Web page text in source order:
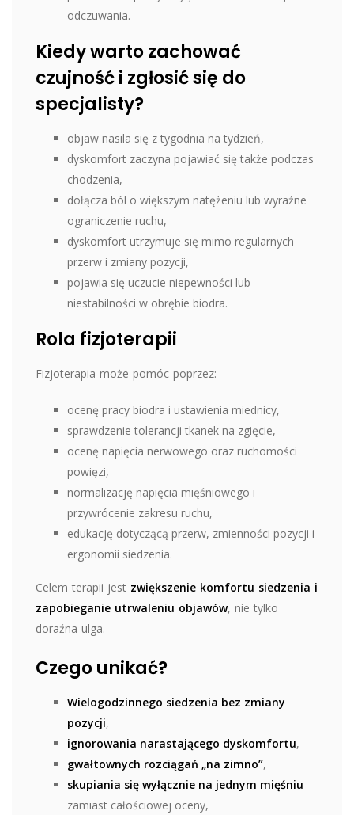
odczuwania.
Kiedy warto zachować
czujność i zgłosić się do
specjalisty?
objaw nasila się z tygodnia na tydzień,
dyskomfort zaczyna pojawiać się także podczas
chodzenia,
dołącza ból o większym natężeniu lub wyraźne
ograniczenie ruchu,
dyskomfort utrzymuje się mimo regularnych
przerw i zmiany pozycji,
pojawia się uczucie niepewności lub
niestabilności w obrębie biodra.
Rola fizjoterapii
Fizjoterapia może pomóc poprzez:
ocenę pracy biodra i ustawienia miednicy,
sprawdzenie tolerancji tkanek na zgięcie,
ocenę napięcia nerwowego oraz ruchomości
powięzi,
normalizację napięcia mięśniowego i
przywrócenie zakresu ruchu,
edukację dotyczącą przerw, zmienności pozycji i
ergonomii siedzenia.
Celem terapii jest zwiększenie komfortu siedzenia i
zapobieganie utrwaleniu objawów, nie tylko
doraźna ulga.
Czego unikać?
Wielogodzinnego siedzenia bez zmiany
pozycji,
ignorowania narastającego dyskomfortu,
gwałtownych rozciągań „na zimno”,
skupiania się wyłącznie na jednym mięśniu
zamiast całościowej oceny,